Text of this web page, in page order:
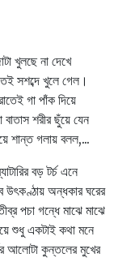
খুলছে না দেখে
সশব্দে খুলে গেল।
গা পাঁক দিয়ে
শরীর ছুঁয়ে যেন
শান্ত গলায় বলল,...
বড় টর্চ এনে
অন্ধকার ঘরের
পচা গন্ধে মাঝে মাঝে
শুধু একটাই কথা মনে
আলোটা কুন্তলের মুখের